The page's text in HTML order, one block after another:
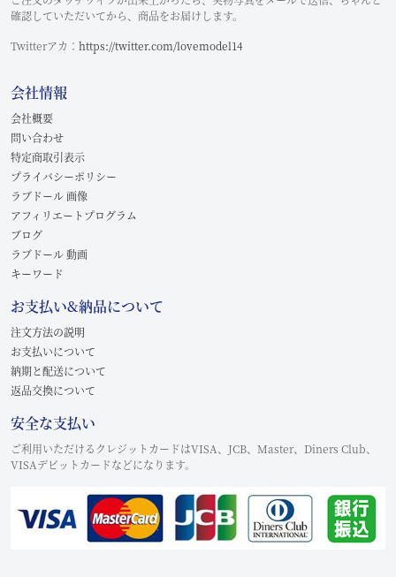
確認していただいてから、商品をお届けします。
Twitterアカ： https://twitter.com/lovemodel14
会社情報
会社概要
問い合わせ
特定商取引表示
プライバシーポリシー
ラブドール 画像
アフィリエートプログラム
ブログ
ラブドール 動画
キーワード
お支払い&納品について
注文方法の説明
お支払いについて
納期と配送について
返品交換について
安全な支払い
ご利用いただけるクレジットカードはVISA、JCB、Master、Diners Club、
VISAデビットカードなどになります。